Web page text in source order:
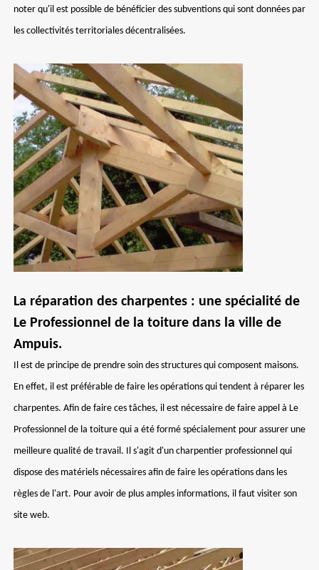
noter qu'il est possible de bénéficier des subventions qui sont données par
les collectivités territoriales décentralisées.
La réparation des charpentes : une spécialité de
Le Professionnel de la toiture dans la ville de
Ampuis.
Il est de principe de prendre soin des structures qui composent maisons.
En effet, il est préférable de faire les opérations qui tendent à réparer les
charpentes. Afin de faire ces tâches, il est nécessaire de faire appel à Le
Professionnel de la toiture qui a été formé spécialement pour assurer une
meilleure qualité de travail. Il s'agit d'un charpentier professionnel qui
dispose des matériels nécessaires afin de faire les opérations dans les
règles de l'art. Pour avoir de plus amples informations, il faut visiter son
site web.